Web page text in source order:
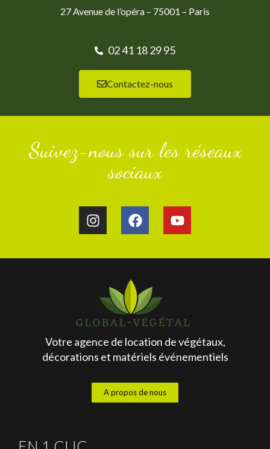
27 Avenue de l’opéra – 75001 – Paris
02 41 18 29 95
Contactez-nous
Suivez-nous sur les réseaux
sociaux
Votre agence de location de végétaux,
décorations et matériels événementiels
A propos de nous